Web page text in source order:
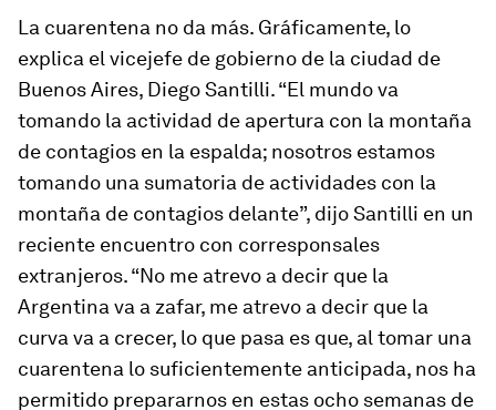
La cuarentena no da más. Gráficamente, lo
explica el vicejefe de gobierno de la ciudad de
Buenos Aires, Diego Santilli. “El mundo va
tomando la actividad de apertura con la montaña
de contagios en la espalda; nosotros estamos
tomando una sumatoria de actividades con la
montaña de contagios delante”, dijo Santilli en un
reciente encuentro con corresponsales
extranjeros. “No me atrevo a decir que la
Argentina va a zafar, me atrevo a decir que la
curva va a crecer, lo que pasa es que, al tomar una
cuarentena lo suficientemente anticipada, nos ha
permitido prepararnos en estas ocho semanas de